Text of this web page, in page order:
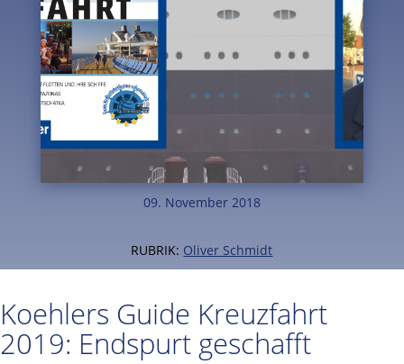
09. November 2018
RUBRIK: Oliver Schmidt
Koehlers Guide Kreuzfahrt
2019: Endspurt geschafft